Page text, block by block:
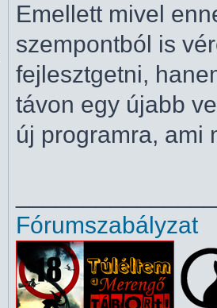
Emellett mivel
szempontból is
fejlesztgetni,
távon egy újabb
új programra, ami
Fórumszabályzat